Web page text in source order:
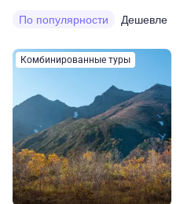
По популярности Дешевле
Комбинированные туры